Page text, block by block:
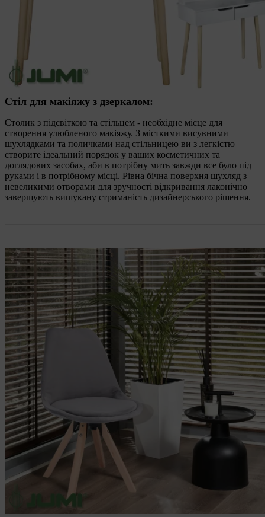
Стіл для макіяжу з дзеркалом:
Столик з підсвіткою та стільцем - необхідне місце для
створення улюбленого макіяжу. З місткими висувними
шухлядками та поличками над стільницею ви з легкістю
створите ідеальний порядок у ваших косметичних та
доглядових засобах, аби в потрібну мить завжди все було під
руками і в потрібному місці. Рівна бічна поверхня шухляд з
невеликими отворами для зручності відкривання лаконічно
завершують вишукану стриманість дизайнерського рішення.